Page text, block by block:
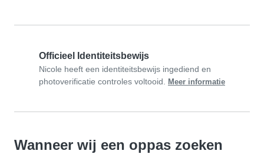
Officieel Identiteitsbewijs
Nicole heeft een identiteitsbewijs ingediend en
photoverificatie controles voltooid.
Meer informatie
Wanneer wij een oppas zoeken